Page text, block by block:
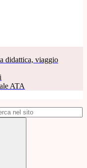
didattica, viaggio
ATA